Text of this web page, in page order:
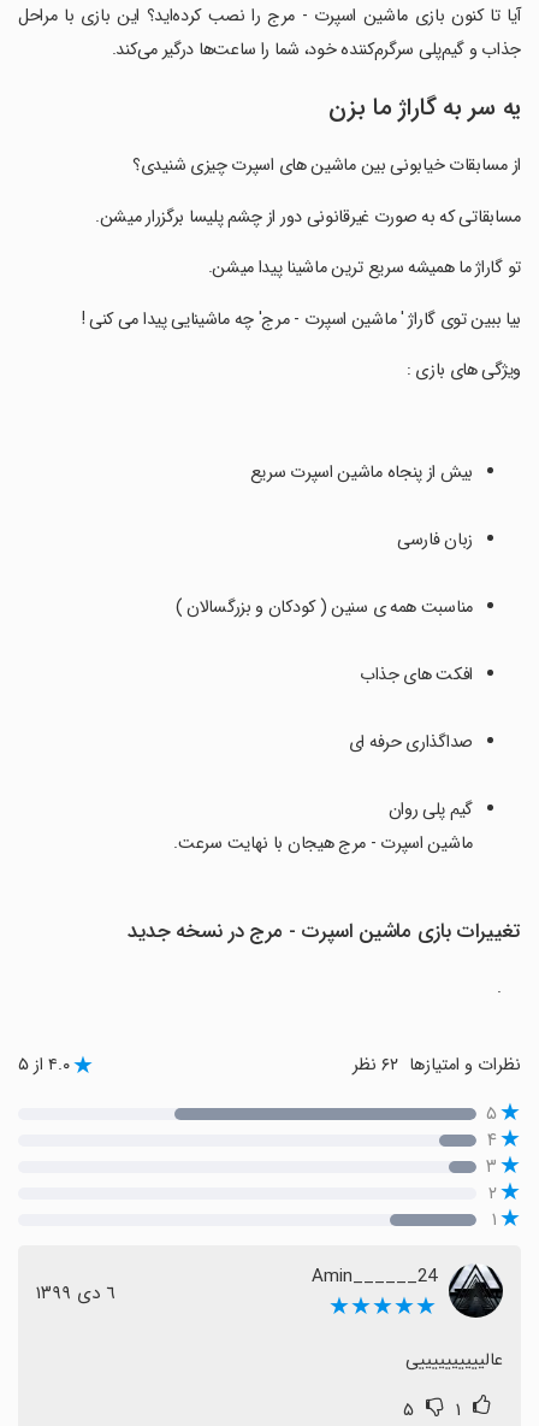
آیا تا کنون بازی ماشین اسپرت - مرج را نصب کرده‌اید؟ این بازی با مراحل
جذاب و گیم‌پلی سرگرم‌کننده خود، شما را ساعت‌ها درگیر می‌کند.
یه سر به گاراژ ما بزن
از مسابقات خیابونی بین ماشین های اسپرت چیزی شنیدی؟
‏مسابقاتی که به صورت غیرقانونی دور از چشم پلیسا برگزرار میشن.
‏تو گاراژ ما همیشه سریع ترین ماشینا پیدا میشن.
‏بیا ببین توی گاراژ ' ماشین اسپرت - مرج' چه ماشینایی پیدا می کنی !
‏ویژگی های بازی :
بیش از پنجاه ماشین اسپرت سریع
زبان فارسی
مناسبت همه ی سنین ( کودکان و بزرگسالان )
افکت های جذاب
صداگذاری حرفه ای
گیم پلی روان
‏ماشین اسپرت - مرج هیجان با نهایت سرعت.
تغییرات بازی ماشین اسپرت - مرج در نسخه جدید
.
نظرات و امتیازها ۴.۰ از ۵
۵
۴
۳
۲
۱
Amin______24
★★★★★ ٦ دی ١٣٩٩
عالییییییییییی
۱ ۵